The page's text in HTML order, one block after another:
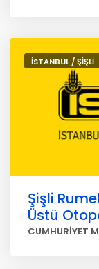
İSTANBUL / ŞİŞLİ
Şişli
Üstü
CUMHURİYET